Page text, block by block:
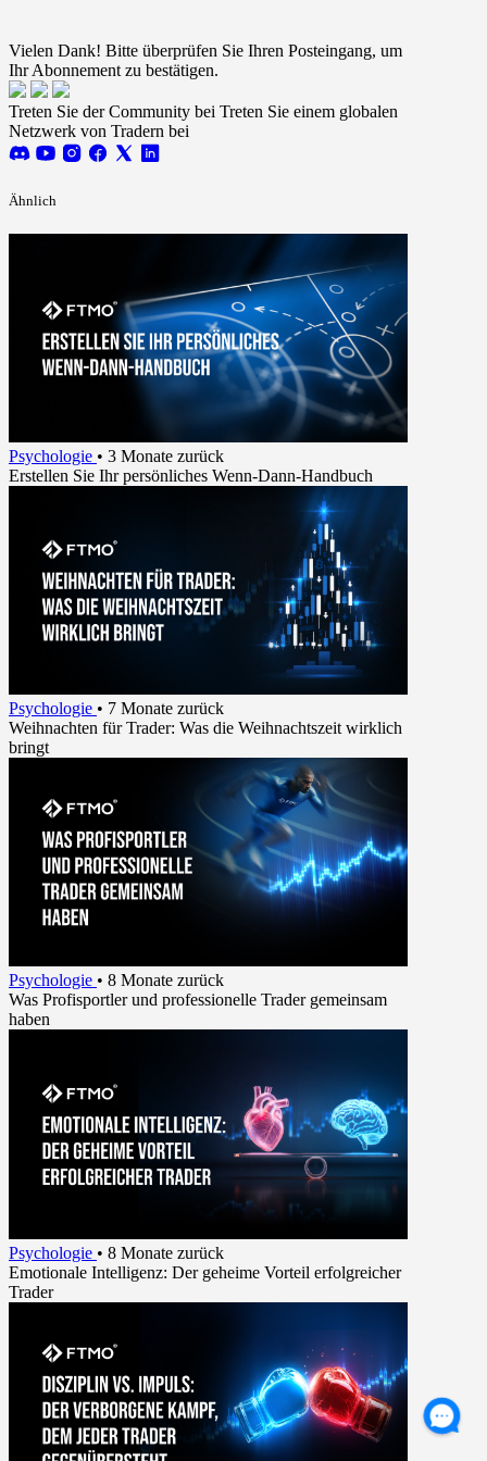
Vielen Dank! Bitte überprüfen Sie Ihren Posteingang, um
Ihr Abonnement zu bestätigen.
Treten Sie der Community bei Treten Sie einem globalen
Netzwerk von Tradern bei
Ähnlich
Psychologie • 3 Monate zurück
Erstellen Sie Ihr persönliches Wenn-Dann-Handbuch
Psychologie • 7 Monate zurück
Weihnachten für Trader: Was die Weihnachtszeit wirklich
bringt
Psychologie • 8 Monate zurück
Was Profisportler und professionelle Trader gemeinsam
haben
Psychologie • 8 Monate zurück
Emotionale Intelligenz: Der geheime Vorteil erfolgreicher
Trader